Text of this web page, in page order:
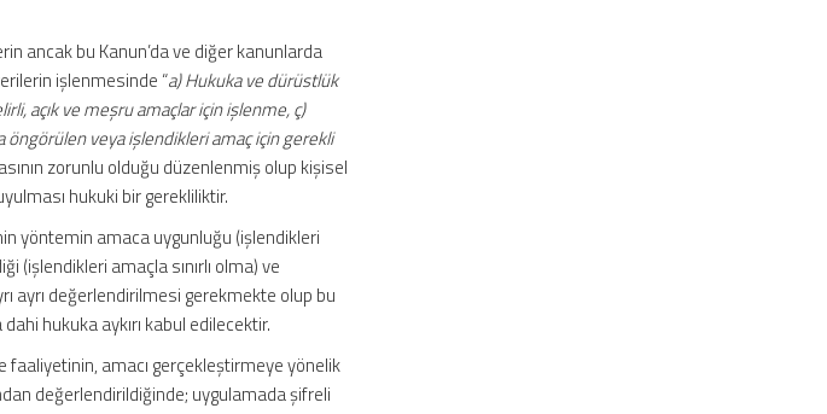
ancak bu Kanun’da ve diğer kanunlarda
işlenmesinde “a) Hukuka ve dürüstlük
açık ve meşru amaçlar için işlenme, ç)
öngörülen veya işlendikleri amaç için gerekli
zorunlu olduğu düzenlenmiş olup kişisel
hukuki bir gerekliliktir.
yöntemin amaca uygunluğu (işlendikleri
amaçla sınırlı olma) ve
ayrı değerlendirilmesi gerekmekte olup bu
hukuka aykırı kabul edilecektir.
faaliyetinin, amacı gerçekleştirmeye yönelik
değerlendirildiğinde; uygulamada şifreli